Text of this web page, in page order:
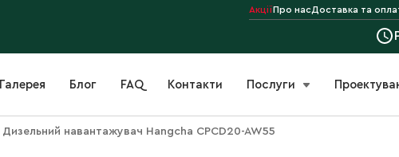
АкціїПро насДоставка та
Галерея Блог FAQ Контакти Послуги
Дизельний навантажувач Hangcha CPCD20-AW55